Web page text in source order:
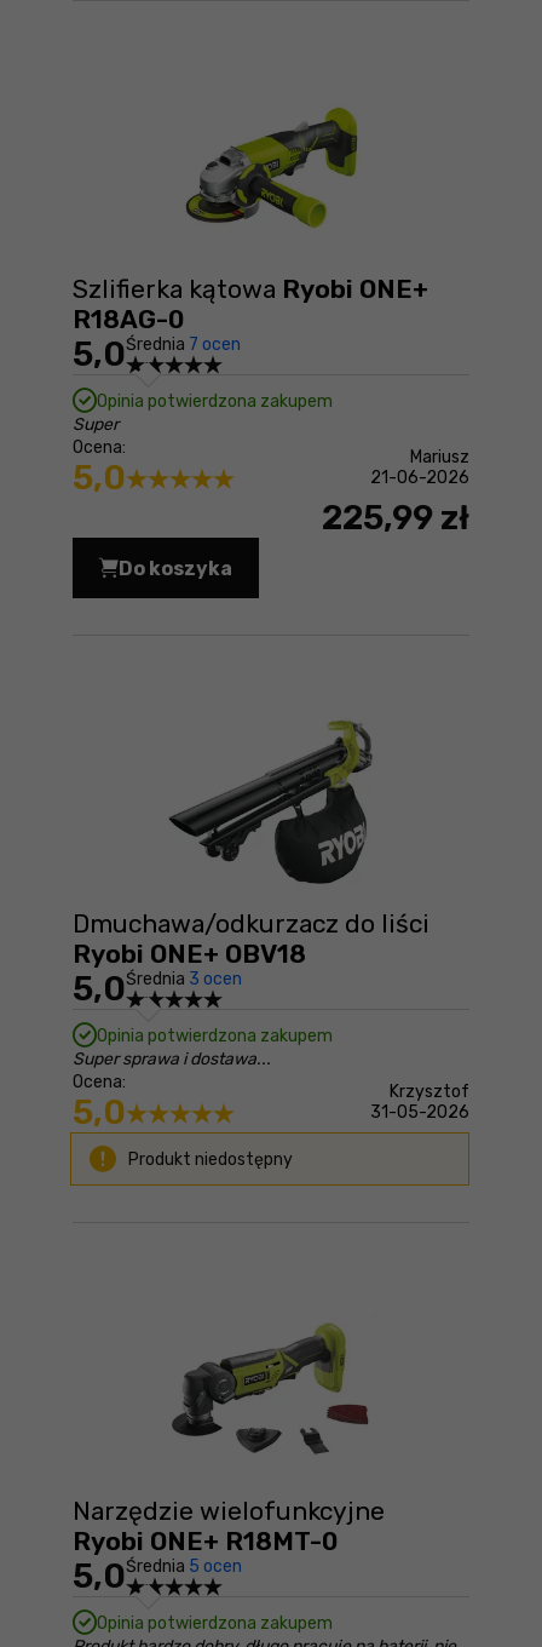
Szlifierka kątowa Ryobi ONE+
R18AG-0
5,0Średnia 7 ocen
Opinia potwierdzona zakupem
Super
Ocena:
5,0
Mariusz
21-06-2026
225,99 zł
Do koszyka
Szlifierka kątowa Ryobi ONE+ R18AG-
Dmuchawa/odkurzacz do liści
Ryobi ONE+ OBV18
5,0Średnia 3 ocen
Opinia potwierdzona zakupem
Super sprawa i dostawa...
Ocena:
5,0
Krzysztof
31-05-2026
Produkt niedostępny
Narzędzie wielofunkcyjne
Ryobi ONE+ R18MT-0
5,0Średnia 5 ocen
Opinia potwierdzona zakupem